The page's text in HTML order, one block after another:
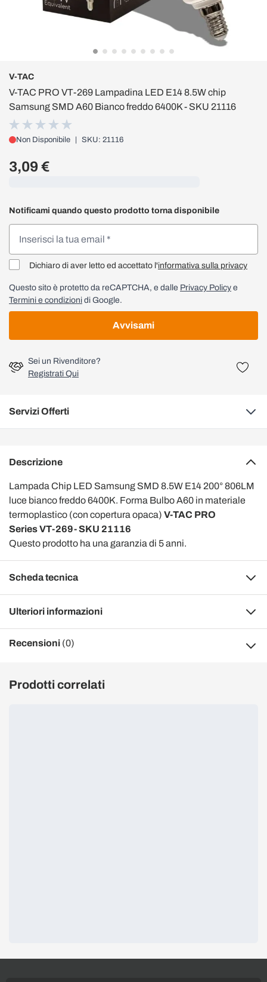
V-TAC
V-TAC PRO VT-269 Lampadina LED E14 8.5W chip
Samsung SMD A60 Bianco freddo 6400K - SKU 21116
Non Disponibile SKU: 21116
3,09 €
Notificami quando questo prodotto torna disponibile
Dichiaro di aver letto ed accettato l'informativa sulla privacy
Questo sito è protetto da reCAPTCHA, e dalle Privacy Policy e
Termini e condizioni di Google.
Avvisami
Sei un Rivenditore?
Registrati Qui
Servizi Offerti
Descrizione
Lampada Chip LED Samsung SMD 8.5W E14 200° 806LM
luce bianco freddo 6400K. Forma Bulbo A60 in materiale
termoplastico (con copertura opaca) V-TAC PRO
Series VT-269- SKU 21116
Questo prodotto ha una garanzia di 5 anni.
Scheda tecnica
Ulteriori informazioni
Recensioni (0)
Prodotti correlati